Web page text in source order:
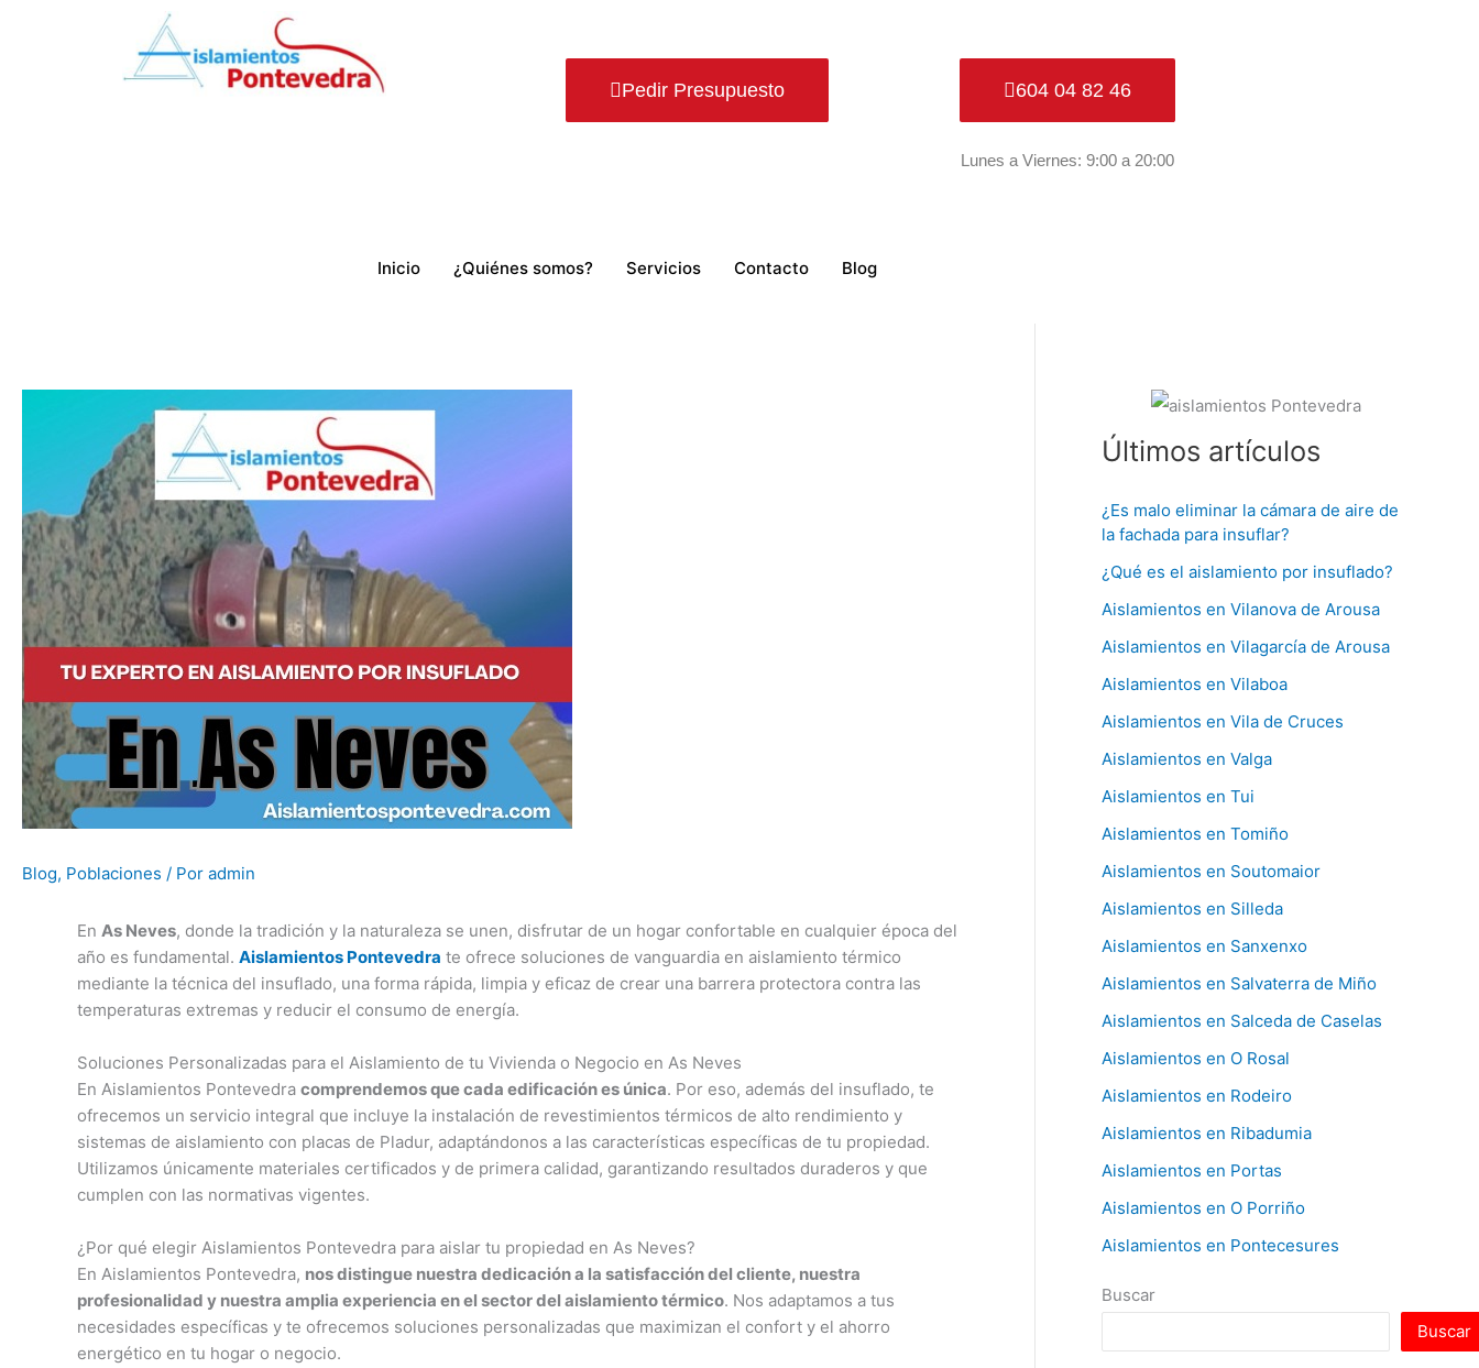
Pedir Presupuesto 604 04 82 46
Lunes a Viernes: 9:00 a 20:00
Inicio ¿Quiénes somos? Servicios Contacto Blog
Blog, Poblaciones / Por admin
En As Neves, donde la tradición y la naturaleza se unen, disfrutar de un hogar confortable en cualquier época del
año es fundamental. Aislamientos Pontevedra te ofrece soluciones de vanguardia en aislamiento térmico
mediante la técnica del insuflado, una forma rápida, limpia y eficaz de crear una barrera protectora contra las
temperaturas extremas y reducir el consumo de energía.
Soluciones Personalizadas para el Aislamiento de tu Vivienda o Negocio en As Neves
En Aislamientos Pontevedra comprendemos que cada edificación es única. Por eso, además del insuflado, te
ofrecemos un servicio integral que incluye la instalación de revestimientos térmicos de alto rendimiento y
sistemas de aislamiento con placas de Pladur, adaptándonos a las características específicas de tu propiedad.
Utilizamos únicamente materiales certificados y de primera calidad, garantizando resultados duraderos y que
cumplen con las normativas vigentes.
¿Por qué elegir Aislamientos Pontevedra para aislar tu propiedad en As Neves?
En Aislamientos Pontevedra, nos distingue nuestra dedicación a la satisfacción del cliente, nuestra
profesionalidad y nuestra amplia experiencia en el sector del aislamiento térmico. Nos adaptamos a tus
necesidades específicas y te ofrecemos soluciones personalizadas que maximizan el confort y el ahorro
energético en tu hogar o negocio.
Últimos artículos
¿Es malo eliminar la cámara de aire de
la fachada para insuflar?
¿Qué es el aislamiento por insuflado?
Aislamientos en Vilanova de Arousa
Aislamientos en Vilagarcía de Arousa
Aislamientos en Vilaboa
Aislamientos en Vila de Cruces
Aislamientos en Valga
Aislamientos en Tui
Aislamientos en Tomiño
Aislamientos en Soutomaior
Aislamientos en Silleda
Aislamientos en Sanxenxo
Aislamientos en Salvaterra de Miño
Aislamientos en Salceda de Caselas
Aislamientos en O Rosal
Aislamientos en Rodeiro
Aislamientos en Ribadumia
Aislamientos en Portas
Aislamientos en O Porriño
Aislamientos en Pontecesures
Buscar
Buscar